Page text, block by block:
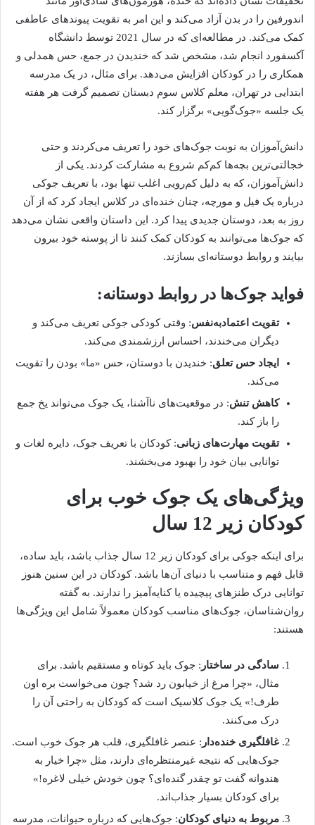
اندورفین را در بدن آزاد می‌کند و این امر به تقویت پیوندهای عاطفی
کمک می‌کند. در مطالعه‌ای که در سال 2021 توسط دانشگاه
آکسفورد انجام شد، مشخص شد که خندیدن در جمع، حس همدلی و
همکاری را در کودکان افزایش می‌دهد. برای مثال، در یک مدرسه
ابتدایی در تهران، معلم کلاس سوم دبستان تصمیم گرفت هر هفته
یک جلسه «جوک‌گویی» برگزار کند.
دانش‌آموزان به نوبت جوک‌های خود را تعریف می‌کردند و حتی
خجالتی‌ترین بچه‌ها کم‌کم شروع به مشارکت کردند. یکی از
دانش‌آموزان، که به دلیل کم‌رویی اغلب تنها بود، با تعریف جوکی
درباره یک فیل و مورچه، چنان خنده‌ای در کلاس ایجاد کرد که از آن
روز به بعد، دوستان جدیدی پیدا کرد. این داستان واقعی نشان می‌دهد
که جوک‌ها می‌توانند به کودکان کمک کنند تا از پوسته خود بیرون
بیایند و روابط دوستانه‌ای بسازند.
فواید جوک‌ها در روابط دوستانه:
تقویت اعتمادبه‌نفس: وقتی کودکی جوکی تعریف می‌کند و
دیگران می‌خندند، احساس ارزشمندی می‌کند.
ایجاد حس تعلق: خندیدن با دوستان، حس «ما» بودن را تقویت
می‌کند.
کاهش تنش: در موقعیت‌های ناآشنا، یک جوک می‌تواند یخ جمع
را باز کند.
تقویت مهارت‌های زبانی: کودکان با تعریف جوک، دایره لغات و
توانایی بیان خود را بهبود می‌بخشند.
ویژگی‌های یک جوک خوب برای
کودکان زیر 12 سال
برای اینکه جوکی برای کودکان زیر 12 سال جذاب باشد، باید ساده،
قابل فهم و متناسب با دنیای آن‌ها باشد. کودکان در این سنین هنوز
توانایی درک طنزهای پیچیده یا کنایه‌آمیز را ندارند. به گفته
روان‌شناسان، جوک‌های مناسب کودکان معمولاً شامل این ویژگی‌ها
هستند:
سادگی در ساختار : جوک باید کوتاه و مستقیم باشد. برای
مثال، «چرا مرغ از خیابون رد شد؟ چون می‌خواست بره اون
طرف!» یک جوک کلاسیک است که کودکان به راحتی آن را
درک می‌کنند.
غافلگیری خنده‌دار : عنصر غافلگیری، قلب هر جوک خوب است.
جوک‌هایی که نتیجه غیرمنتظره‌ای دارند، مثل «چرا خیار به
هندوانه گفت تو چقدر گنده‌ای؟ چون خودش خیلی لاغره!»
برای کودکان بسیار جذاب‌اند.
مربوط به دنیای کودکان: جوک‌هایی که درباره حیوانات، مدرسه